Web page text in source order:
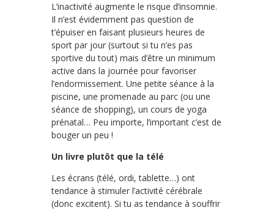
L’inactivité augmente le risque d’insomnie.
Il n’est évidemment pas question de
t’épuiser en faisant plusieurs heures de
sport par jour (surtout si tu n’es pas
sportive du tout) mais d’être un minimum
active dans la journée pour favoriser
l’endormissement. Une petite séance à la
piscine, une promenade au parc (ou une
séance de shopping), un cours de yoga
prénatal… Peu importe, l’important c’est de
bouger un peu !
Un livre plutôt que la télé
Les écrans (télé, ordi, tablette…) ont
tendance à stimuler l’activité cérébrale
(donc excitent). Si tu as tendance à souffrir